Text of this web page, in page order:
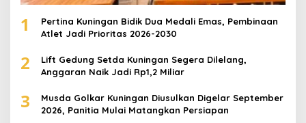
1
Pertina Kuningan Bidik Dua Medali Emas, Pembinaan
Atlet Jadi Prioritas 2026-2030
2
Lift Gedung Setda Kuningan Segera Dilelang,
Anggaran Naik Jadi Rp1,2 Miliar
3
Musda Golkar Kuningan Diusulkan Digelar September
2026, Panitia Mulai Matangkan Persiapan